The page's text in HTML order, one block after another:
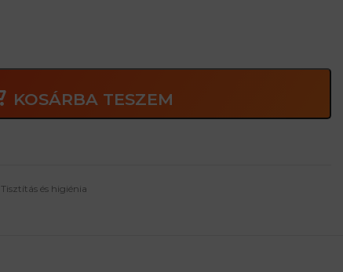
KOSÁRBA TESZEM
Tisztítás és higiénia